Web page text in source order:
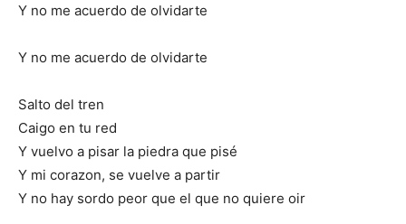
Y no me acuerdo de olvidarte
Y no me acuerdo de olvidarte
Salto del tren
Caigo en tu red
Y vuelvo a pisar la piedra que pisé
Y mi corazon, se vuelve a partir
Y no hay sordo peor que el que no quiere oir